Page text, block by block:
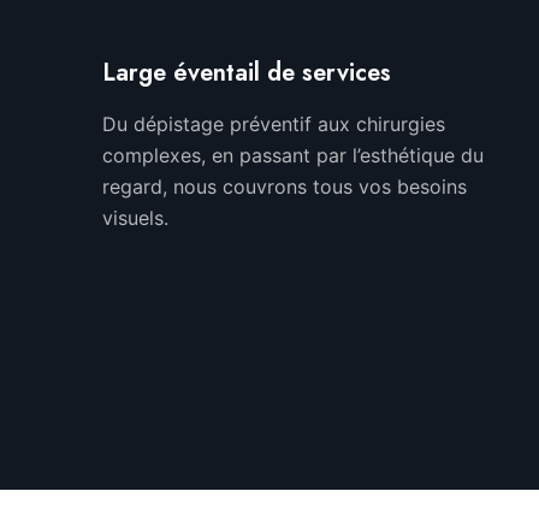
Large éventail de services
Du dépistage préventif aux chirurgies
complexes, en passant par l’esthétique du
regard, nous couvrons tous vos besoins
visuels.